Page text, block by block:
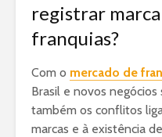
registrar
franquias?
Com o mercado de
Brasil e novos negócios
também os conflitos
marcas e à existência